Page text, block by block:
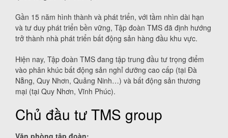
Gần 15 năm hình thành và phát triển, với tầm nhìn dài hạn
và tư duy phát triển bền vững, Tập đoàn TMS đã định hướng
trở thành nhà phát triển bất động sản hàng đầu khu vực.
Hiện nay, Tập đoàn TMS đang tập trung đầu tư trọng điểm
vào phân khúc bất động sản nghỉ dưỡng cao cấp (tại Đà
Nẵng, Quy Nhơn, Quảng Ninh…) và bất động sản thương
mại (tại Quy Nhơn, Vĩnh Phúc).
Chủ đầu tư TMS group
Văn phòng tập đoàn: